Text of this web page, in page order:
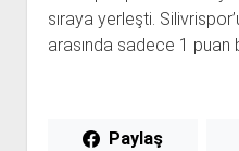
sıraya yerleşti.
arasında sadece 1 puan
Paylaş